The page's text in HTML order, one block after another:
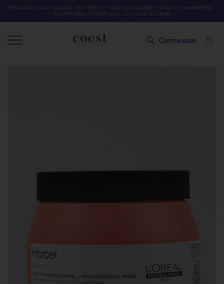
OFFRE SPÉCIALE SOLAIRE SKEYMZEE ! SOIN HYDRATANT + SPRAY + SHAMPOING =
SHAMPOING OFFERT AVEC LE CODE SOLAIRE
Connexion